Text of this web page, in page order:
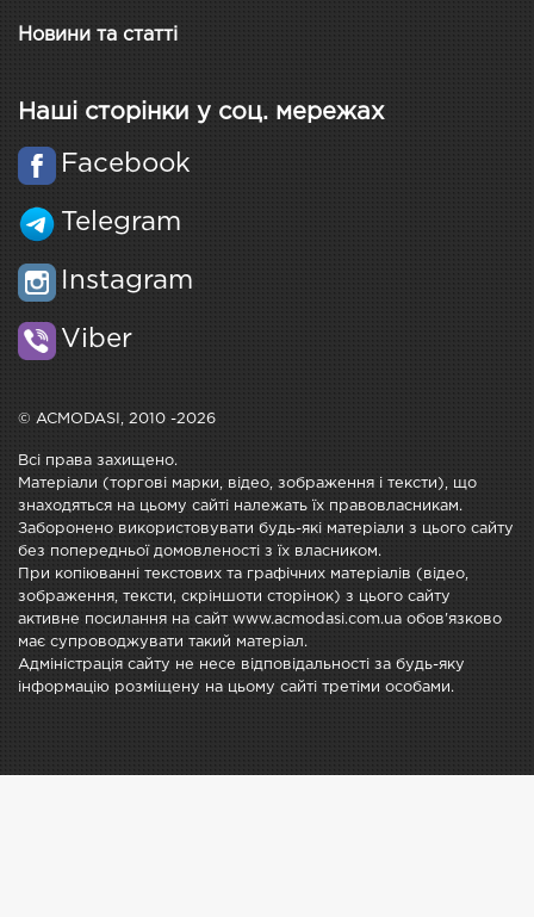
Новини та статті
Наші сторінки у соц. мережах
Facebook
Telegram
Instagram
Viber
© ACMODASI, 2010 -2026
Всі права захищено.
Матеріали (торгові марки, відео, зображення і тексти), що
знаходяться на цьому сайті належать їх правовласникам.
Заборонено використовувати будь-які матеріали з цього сайту
без попередньої домовленості з їх власником.
При копіюванні текстових та графічних матеріалів (відео,
зображення, тексти, скріншоти сторінок) з цього сайту
активне посилання на сайт www.acmodasi.com.ua обов'язково
має супроводжувати такий матеріал.
Адміністрація сайту не несе відповідальності за будь-яку
інформацію розміщену на цьому сайті третіми особами.